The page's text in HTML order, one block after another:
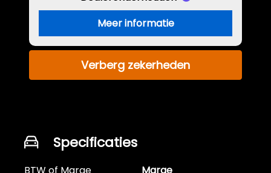
Meer informatie
Verberg zekerheden
Specificaties